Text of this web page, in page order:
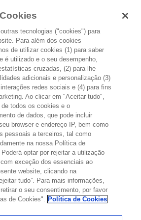
A QUE SINAIS
o porquê de algumas mulheres
e outras não. Contudo, sabe-se que
fatores de risco está mais
do ovário. Um fator de risco é algo que
de vir a desenvolver uma doença.
os seguintes fatores de risco para
tecnologias ("cookies") para
Para além dos cookies
de utilizar cookies (1) para saber
é utilizado e o seu desempenho,
cruzadas, (2) para lhe
adicionais e personalização (3)
redes sociais e (4) para fins
Ao clicar em "Aceitar tudo",
todos os cookies e o
de dados, que pode incluir
browser e endereço IP, bem como
pessoais a terceiros, tal como
na nossa Política de
optar por rejeitar a utilização
exceção dos essenciais ao
website, clicando na
tudo”. Para mais informações,
o seu consentimento, por favor
de Cookies". Política de Cookies